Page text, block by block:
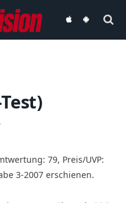
audiovisionaudiovision
79, Preis/UVP:
3-2007 erschienen.